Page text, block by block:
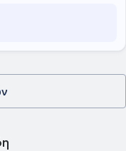
στη σύνταξη
υποστήριξη για τις